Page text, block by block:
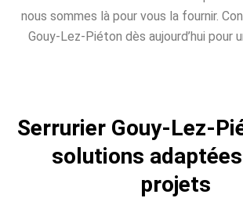
nous sommes là pour vous la fournir.
Gouy-Lez-Piéton dès aujourd’hui pour
Serrurier Gouy-Lez-
solutions
projets